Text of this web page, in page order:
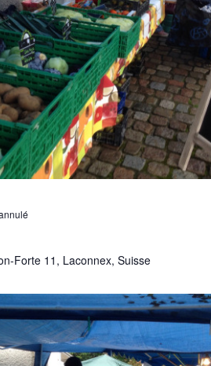
Forte 11, Laconnex, Suisse